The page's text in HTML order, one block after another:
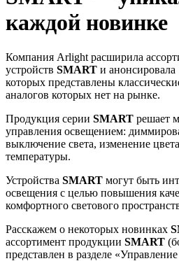
каждой новинке
Компания Arlight расширила
устройств SMART и
которых представлены
аналогов которых нет на рынке.
Продукция серии SMART решает
управления освещением:
выключение света, изменение
температуры.
Устройства SMART могут быть
освещения с целью повышения
комфортного светового
Расскажем о некоторых новинках
ассортимент продукции SMART
представлен в разделе